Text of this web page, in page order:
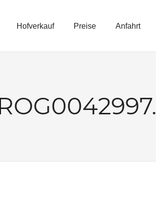
Hofverkauf Preise Anfahrt